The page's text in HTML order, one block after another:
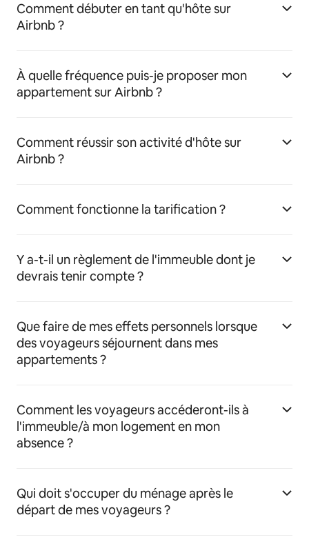
Comment débuter en tant qu'hôte sur
Airbnb ?
À quelle fréquence puis-je proposer mon
appartement sur Airbnb ?
Comment réussir son activité d'hôte sur
Airbnb ?
Comment fonctionne la tarification ?
Y a-t-il un règlement de l'immeuble dont je
devrais tenir compte ?
Que faire de mes effets personnels lorsque
des voyageurs séjournent dans mes
appartements ?
Comment les voyageurs accéderont-ils à
l'immeuble/à mon logement en mon
absence ?
Qui doit s'occuper du ménage après le
départ de mes voyageurs ?